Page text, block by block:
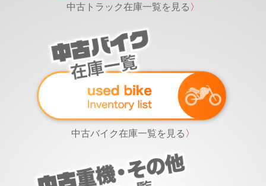
中古トラック在庫一覧を見る 〉
中古バイク在庫一覧を見る 〉